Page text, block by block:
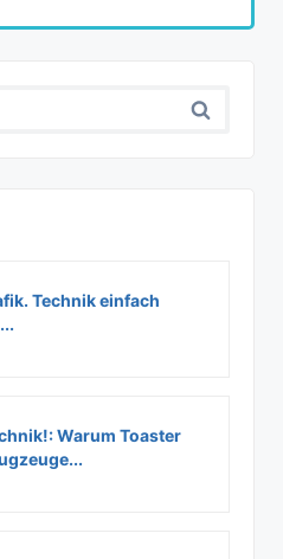
Technik einfach
Warum Toaster